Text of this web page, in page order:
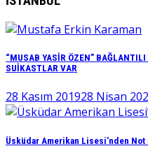
“MUSAB YASİR ÖZEN”
SUİKASTLAR VAR
28 Kasım 201928 Nisan
Üsküdar Amerikan Lisesi’nden Not